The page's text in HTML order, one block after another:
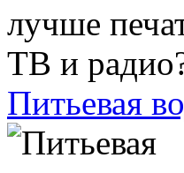
Питьевая